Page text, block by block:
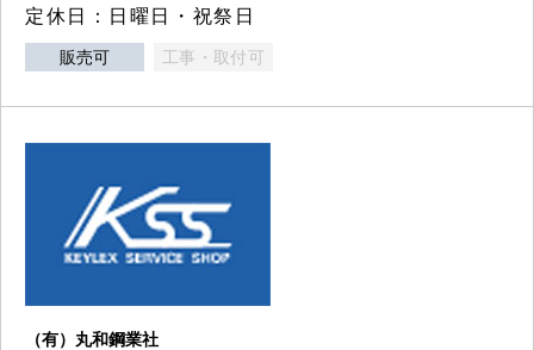
定休日：日曜日・祝祭日
販売可 工事・取付可
（有）丸和鋼業社